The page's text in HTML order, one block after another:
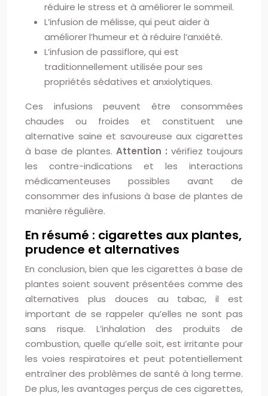
réduire le stress et à améliorer le sommeil.
L’infusion de mélisse, qui peut aider à
améliorer l’humeur et à réduire l’anxiété.
L’infusion de passiflore, qui est
traditionnellement utilisée pour ses
propriétés sédatives et anxiolytiques.
Ces infusions peuvent être consommées
chaudes ou froides et constituent une
alternative saine et savoureuse aux cigarettes
à base de plantes. Attention : vérifiez toujours
les contre-indications et les interactions
médicamenteuses possibles avant de
consommer des infusions à base de plantes de
manière régulière.
En résumé : cigarettes aux plantes,
prudence et alternatives
En conclusion, bien que les cigarettes à base de
plantes soient souvent présentées comme des
alternatives plus douces au tabac, il est
important de se rappeler qu’elles ne sont pas
sans risque. L’inhalation des produits de
combustion, quelle qu’elle soit, est irritante pour
les voies respiratoires et peut potentiellement
entraîner des problèmes de santé à long terme.
De plus, les avantages perçus de ces cigarettes,